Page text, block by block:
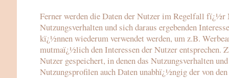
Ferner werden die Daten der Nutzer im Regelfall fï¿½r
Nutzungsverhalten und sich daraus ergebenden
kï¿½nnen wiederum verwendet werden, um z.B.
mutmaï¿½lich den Interessen der Nutzer entsprechen.
Nutzer gespeichert, in denen das Nutzungsverhalten
Nutzungsprofilen auch Daten unabhï¿½ngig der von